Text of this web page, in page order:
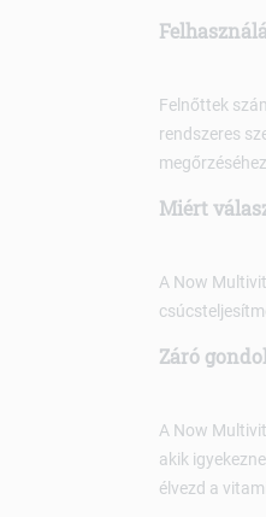
Felnőttek
rendszeres
Miért
A Now
Záró
A Now
akik
élvezd a